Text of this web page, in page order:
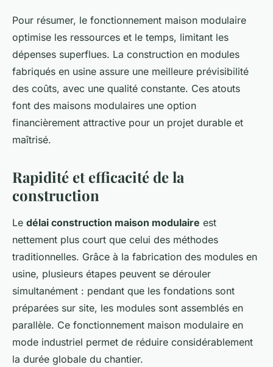
Pour résumer, le fonctionnement maison modulaire
optimise les ressources et le temps, limitant les
dépenses superflues. La construction en modules
fabriqués en usine assure une meilleure prévisibilité
des coûts, avec une qualité constante. Ces atouts
font des maisons modulaires une option
financièrement attractive pour un projet durable et
maîtrisé.
Rapidité et efficacité de la
construction
Le délai construction maison modulaire est
nettement plus court que celui des méthodes
traditionnelles. Grâce à la fabrication des modules en
usine, plusieurs étapes peuvent se dérouler
simultanément : pendant que les fondations sont
préparées sur site, les modules sont assemblés en
parallèle. Ce fonctionnement maison modulaire en
mode industriel permet de réduire considérablement
la durée globale du chantier.